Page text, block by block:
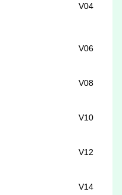
V04
V06
V08
V10
V12
V14